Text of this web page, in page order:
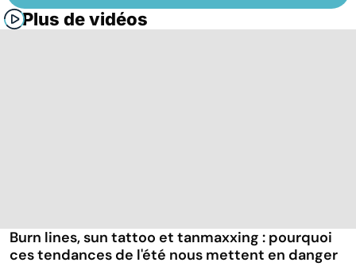
Plus de vidéos
Burn lines, sun tattoo et tanmaxxing : pourquoi
ces tendances de l'été nous mettent en danger